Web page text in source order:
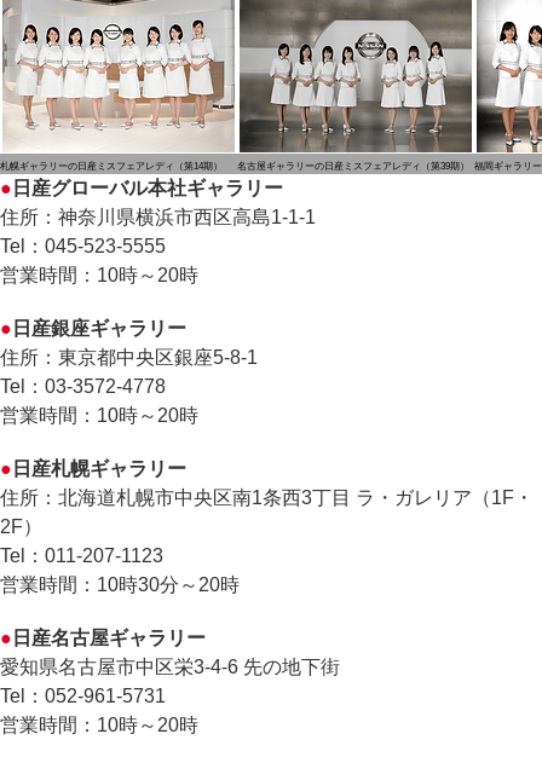
札幌ギャラリーの日産ミスフェアレディ（第14期） 名古屋ギャラリーの日産ミスフェアレディ（第39期） 福岡ギャラリ
● 日産グローバル本社ギャラリー
住所：神奈川県横浜市西区高島1-1-1
Tel：045-523-5555
営業時間：10時～20時
● 日産銀座ギャラリー
住所：東京都中央区銀座5-8-1
Tel：03-3572-4778
営業時間：10時～20時
● 日産札幌ギャラリー
住所：北海道札幌市中央区南1条西3丁目 ラ・ガレリア（1F・
2F）
Tel：011-207-1123
営業時間：10時30分～20時
● 日産名古屋ギャラリー
愛知県名古屋市中区栄3-4-6 先の地下街
Tel：052-961-5731
営業時間：10時～20時